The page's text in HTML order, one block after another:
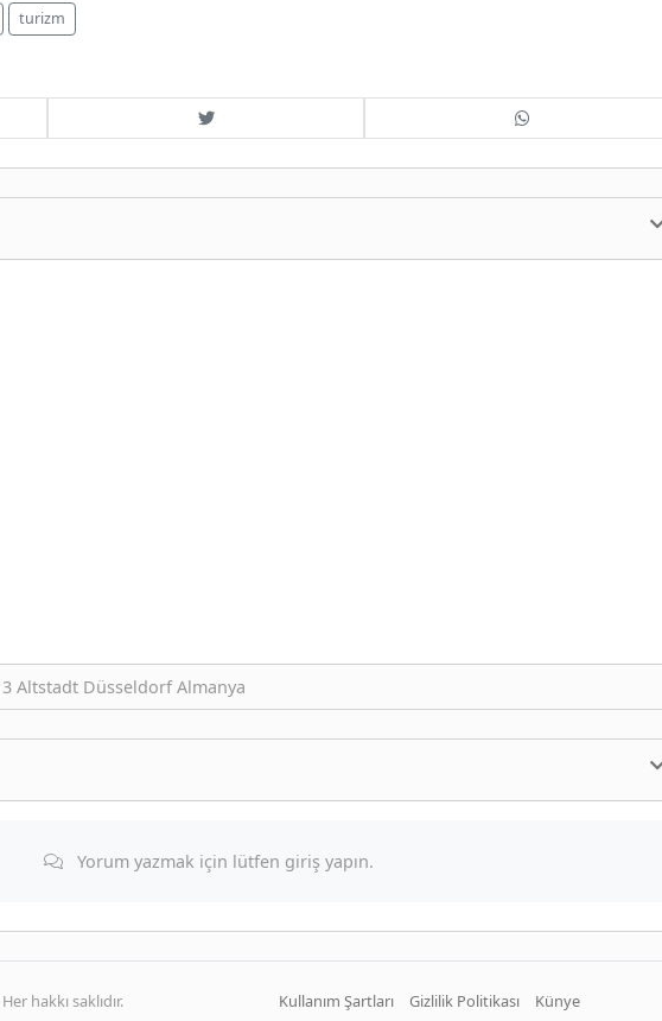
turizm
Altstadt Düsseldorf Almanya
Yorum yazmak için lütfen giriş yapın.
hakkı saklıdır. Kullanım Şartları Gizlilik Politikası Künye